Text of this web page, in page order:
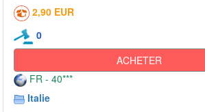
2,90 EUR
0
ACHETER
FR - 40***
Italie